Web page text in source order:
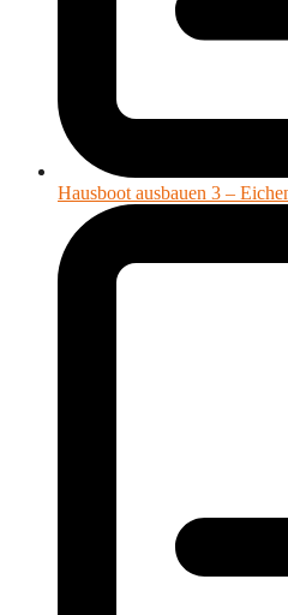
Hausboot ausbauen 3 –